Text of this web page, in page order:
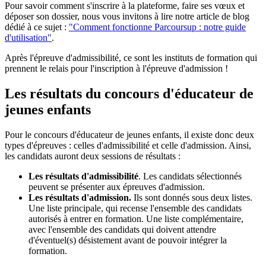
Pour savoir comment s'inscrire à la plateforme, faire ses vœux et
déposer son dossier, nous vous invitons à lire notre article de blog
dédié à ce sujet : "Comment fonctionne Parcoursup : notre guide
d'utilisation".
Après l'épreuve d'admissibilité, ce sont les instituts de formation qui
prennent le relais pour l'inscription à l'épreuve d'admission !
Les résultats du concours d'éducateur de
jeunes enfants
Pour le concours d'éducateur de jeunes enfants, il existe donc deux
types d'épreuves : celles d'admissibilité et celle d'admission. Ainsi,
les candidats auront deux sessions de résultats :
Les résultats d'admissibilité. Les candidats sélectionnés
peuvent se présenter aux épreuves d'admission.
Les résultats d'admission. Ils sont donnés sous deux listes.
Une liste principale, qui recense l'ensemble des candidats
autorisés à entrer en formation. Une liste complémentaire,
avec l'ensemble des candidats qui doivent attendre
d'éventuel(s) désistement avant de pouvoir intégrer la
formation.